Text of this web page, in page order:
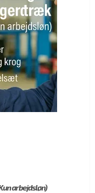
arbejdsløn)